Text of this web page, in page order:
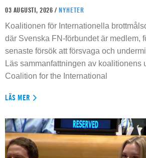
03 AUGUSTI, 2026 / NYHETER
Koalitionen för Internationella
där Svenska FN-förbundet är medlem,
senaste försök att försvaga och
Läs sammanfattningen av koalitionens
Coalition for the International
LÄS MER